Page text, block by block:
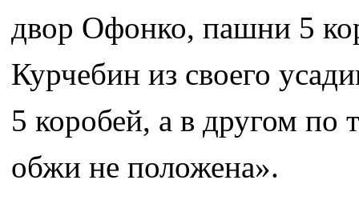
двор Офонко, пашни 5
Курчебин из своего
5 коробей, а в другом по
обжи не положена».